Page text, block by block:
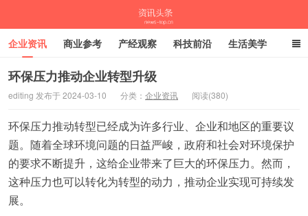
企业资讯 商业参考 产经观察 科技前沿 生活美学
时尚潮流 母婴亲子 专栏
环保压力推动企业转型升级
editing 发布于 2024-03-10 分类： 企业资讯 阅读(380)
环保压力推动转型已经成为许多行业、企业和地区的重要议
题。随着全球环境问题的日益严峻，政府和社会对环境保护
的要求不断提升，这给企业带来了巨大的环保压力。然而，
这种压力也可以转化为转型的动力，推动企业实现可持续发
展。